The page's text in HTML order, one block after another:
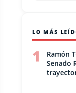
LO MÁS
1
Ramón
Senado